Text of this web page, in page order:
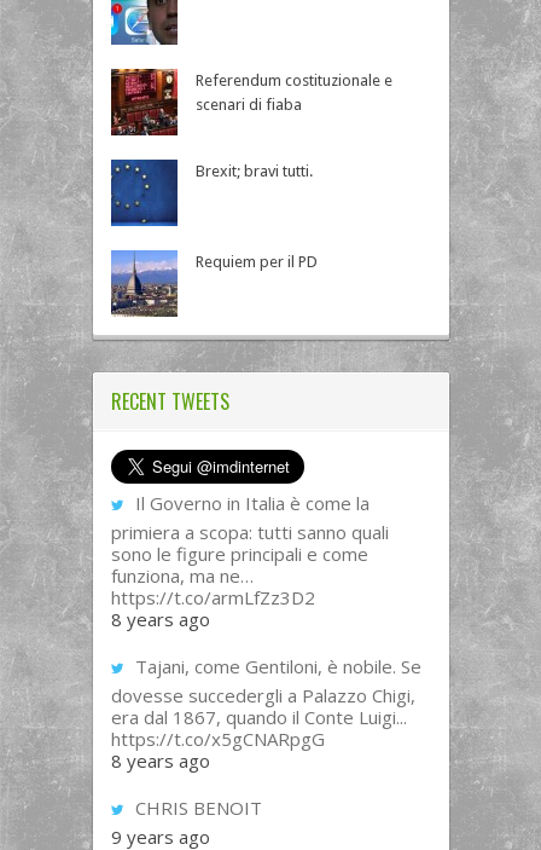
Referendum costituzionale e
scenari di fiaba
Brexit; bravi tutti.
Requiem per il PD
RECENT TWEETS
Il Governo in Italia è come la
primiera a scopa: tutti sanno quali
sono le figure principali e come
funziona, ma ne…
https://t.co/armLfZz3D2
8 years ago
Tajani, come Gentiloni, è nobile. Se
dovesse succedergli a Palazzo Chigi,
era dal 1867, quando il Conte Luigi...
https://t.co/x5gCNARpgG
8 years ago
CHRIS BENOIT
9 years ago